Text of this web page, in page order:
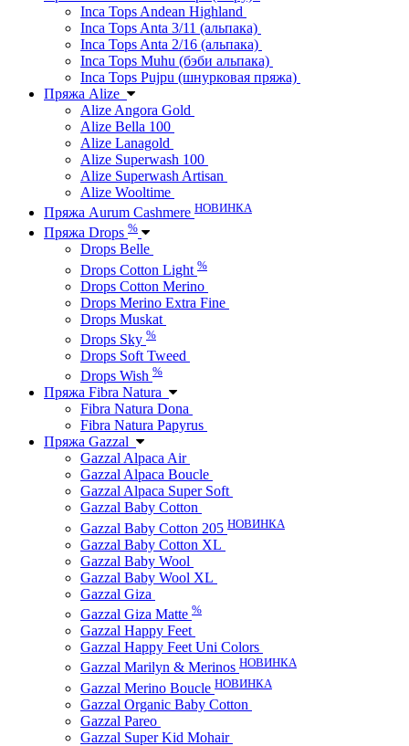
Inca Tops Andean Highland
Inca Tops Anta 3/11 (альпака)
Inca Tops Anta 2/16 (альпака)
Inca Tops Muhu (бэби альпака)
Inca Tops Pujpu (шнурковая пряжа)
Пряжа Alize
Alize Angora Gold
Alize Bella 100
Alize Lanagold
Alize Superwash 100
Alize Superwash Artisan
Alize Wooltime
Пряжа Aurum Cashmere НОВИНКА
Пряжа Drops %
Drops Belle
Drops Cotton Light %
Drops Cotton Merino
Drops Merino Extra Fine
Drops Muskat
Drops Sky %
Drops Soft Tweed
Drops Wish %
Пряжа Fibra Natura
Fibra Natura Dona
Fibra Natura Papyrus
Пряжа Gazzal
Gazzal Alpaca Air
Gazzal Alpaca Boucle
Gazzal Alpaca Super Soft
Gazzal Baby Cotton
Gazzal Baby Cotton 205 НОВИНКА
Gazzal Baby Cotton XL
Gazzal Baby Wool
Gazzal Baby Wool XL
Gazzal Giza
Gazzal Giza Matte %
Gazzal Happy Feet
Gazzal Happy Feet Uni Colors
Gazzal Marilyn & Merinos НОВИНКА
Gazzal Merino Boucle НОВИНКА
Gazzal Organic Baby Cotton
Gazzal Pareo
Gazzal Super Kid Mohair